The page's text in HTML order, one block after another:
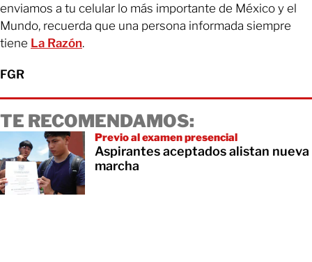
enviamos a tu celular lo más importante de México y el
Mundo, recuerda que una persona informada siempre
tiene La Razón.
FGR
TE RECOMENDAMOS:
Previo al examen presencial
Aspirantes aceptados alistan nueva
marcha